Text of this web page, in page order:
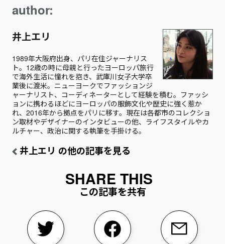
author:
井上エリ
1989年大阪府出身、パリ在住ジャーナリス
ト。12歳の時に母親と行ったヨーロッパ旅行
で海外生活に憧れを抱き、武庫川女子大学卒
業後に渡米。ニューヨークでファッションジ
ャーナリスト、コーディネーターとして経験を積む。ファッシ
ョンに携わるほどにヨーロッパの服飾文化や歴史に強く惹か
れ、2016年から拠点をパリに移す。現在は各都市のコレクショ
ン取材やデザイナーのインタビューの他、ライフスタイルやカ
ルチャー、政治に関する執筆を手掛ける。
井上エリ の他の記事を見る
この記事を共有